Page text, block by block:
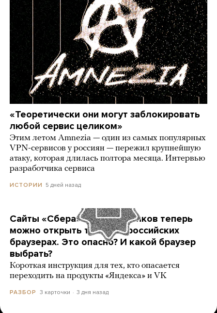
«Теоретически они могут заблокировать
любой сервис целиком»
Этим летом Amnezia — один из самых популярных
VPN-сервисов у россиян — пережил крупнейшую
атаку, которая длилась полтора месяца. Интервью
разработчика сервиса
ИСТОРИИ 5 дней назад
Сайты «Сбера» и других банков теперь
можно открыть только в российских
браузерах. Это опасно? И какой браузер
выбрать?
Короткая инструкция для тех, кто опасается
переходить на продукты «Яндекса» и VK
РАЗБОР 3 карточки 3 дня назад